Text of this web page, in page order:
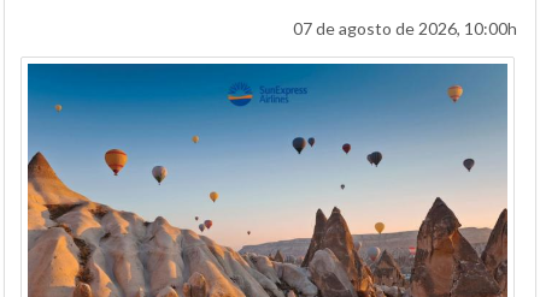
07 de agosto de 2026, 10:00h